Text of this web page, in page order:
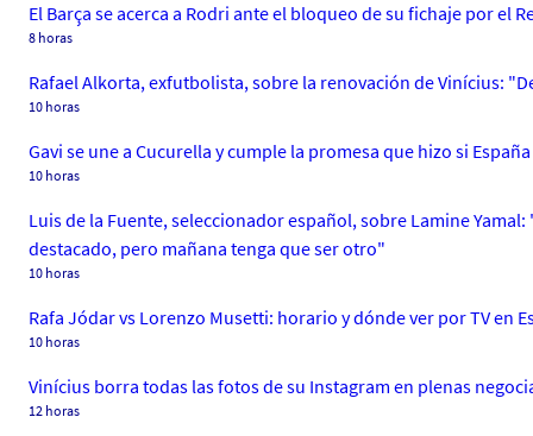
El Barça se acerca a Rodri ante el bloqueo de su fichaje por el
8 horas
Rafael Alkorta, exfutbolista, sobre la renovación de Vinícius:
10 horas
Gavi se une a Cucurella y cumple la promesa que hizo si
10 horas
Luis de la Fuente, seleccionador español, sobre Lamine
destacado, pero mañana tenga que ser otro"
10 horas
Rafa Jódar vs Lorenzo Musetti: horario y dónde ver por TV en
10 horas
Vinícius borra todas las fotos de su Instagram en plenas
12 horas